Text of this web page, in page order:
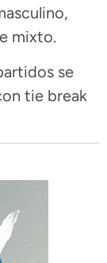
mixto.
se
tie break